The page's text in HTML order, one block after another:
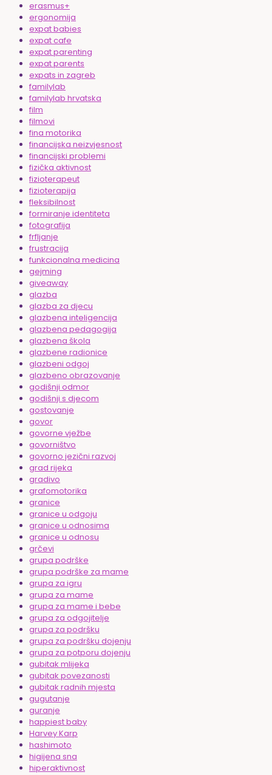
erasmus+
ergonomija
expat babies
expat cafe
expat parenting
expat parents
expats in zagreb
familylab
familylab hrvatska
film
filmovi
fina motorika
financijska neizvjesnost
financijski problemi
fizička aktivnost
fizioterapeut
fizioterapija
fleksibilnost
formiranje identiteta
fotografija
frfljanje
frustracija
funkcionalna medicina
gejming
giveaway
glazba
glazba za djecu
glazbena inteligencija
glazbena pedagogija
glazbena škola
glazbene radionice
glazbeni odgoj
glazbeno obrazovanje
godišnji odmor
godišnji s djecom
gostovanje
govor
govorne vježbe
govorništvo
govorno jezični razvoj
grad rijeka
gradivo
grafomotorika
granice
granice u odgoju
granice u odnosima
granice u odnosu
grčevi
grupa podrške
grupa podrške za mame
grupa za igru
grupa za mame
grupa za mame i bebe
grupa za odgojitelje
grupa za podršku
grupa za podršku dojenju
grupa za potporu dojenju
gubitak mlijeka
gubitak povezanosti
gubitak radnih mjesta
gugutanje
guranje
happiest baby
Harvey Karp
hashimoto
higijena sna
hiperaktivnost